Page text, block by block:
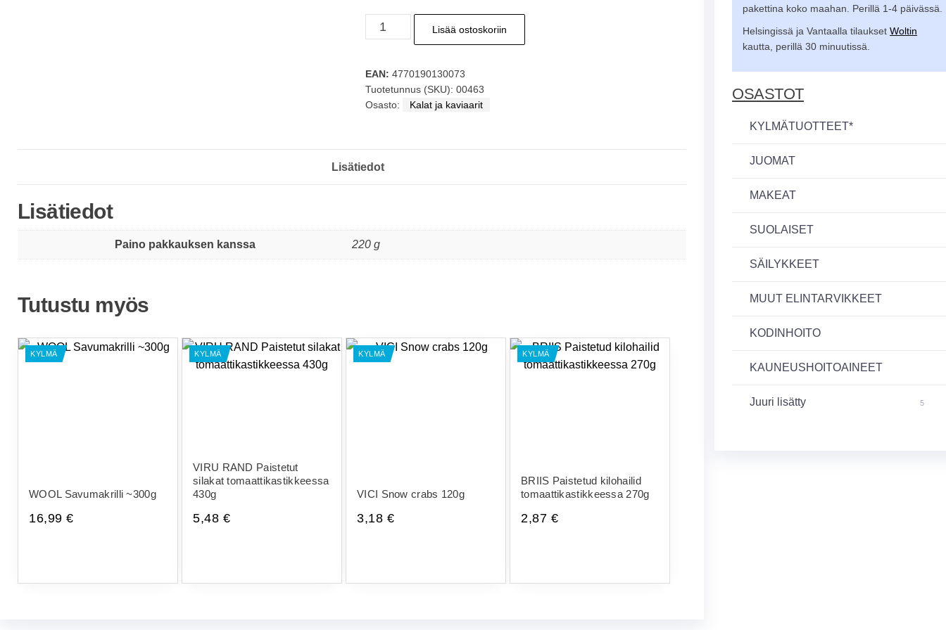
VICI
Atlantin
ilman
öljyä
200g
Lisää ostoskoriin
EAN: 4770190130073
Tuotetunnus (SKU):00463
Osasto:
Kalat ja kaviaarit
Lisätiedot
Lisätiedot
Paino pakkauksen kanssa 220 g
Tutustu myös
KYLMÄ
WOOL Savumakrilli ~300g
16,99 €
KYLMÄ
VIRU RAND Paistetut
silakat tomaattikastikkeessa
430g
5,48 €
KYLMÄ
VICI Snow crabs 120g
3,18 €
KYLMÄ
BRIIS Paistetud kilohailid
tomaattikastikkeessa 270g
2,87 €
pakettina koko maahan. Perillä 1-4 päivässä.
Helsingissä ja Vantaalla tilauksetWoltin
kautta, perillä 30 minuutissä.
OSASTOT
KYLMÄTUOTTEET*
JUOMAT
MAKEAT
SUOLAISET
SÄILYKKEET
MUUT ELINTARVIKKEET
KODINHOITO
KAUNEUSHOITOAINEET
Juuri lisätty 5